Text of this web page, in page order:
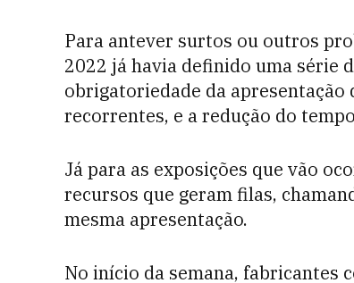
Para antever surtos ou outros
2022 já havia definido uma série
obrigatoriedade da
recorrentes, e a redução do
Já para as exposições que vão
recursos que geram filas,
mesma apresentação.
No início da semana, fabricantes